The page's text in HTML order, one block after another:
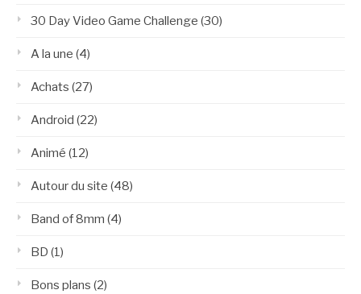
30 Day Video Game Challenge (30)
A la une (4)
Achats (27)
Android (22)
Animé (12)
Autour du site (48)
Band of 8mm (4)
BD (1)
Bons plans (2)